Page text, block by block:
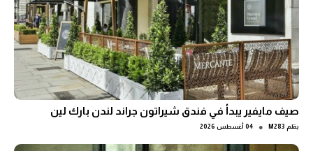
صيف مايفير يبدأ في فندق شيراتون جراند لندن بارك لين
بقلم M283
● 04 أغسطس 2026